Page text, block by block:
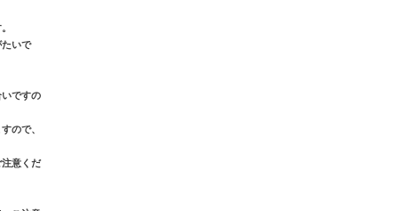
いで
ですの
ので、
意くだ